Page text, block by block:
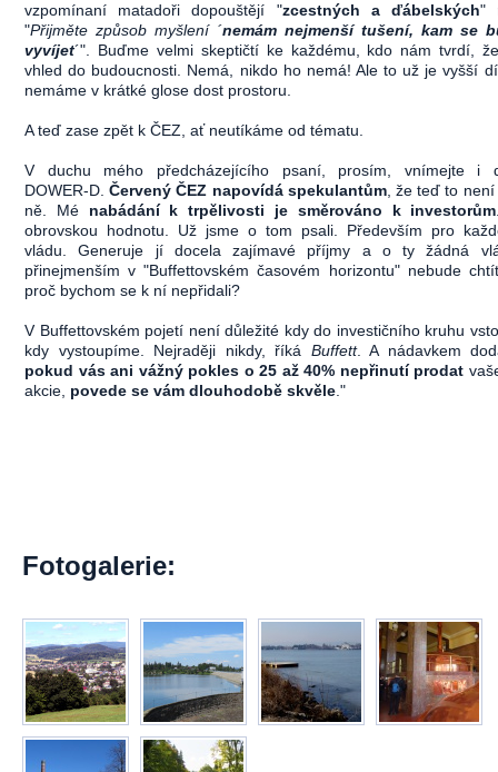
vzpomínaní matadoři dopouštějí "zcestných a ďábelských"
"Přijměte způsob myšlení ´nemám nejmenší tušení, kam se
vyvíjet´". Buďme velmi skeptičtí ke každému, kdo nám tvrdí,
vhled do budoucnosti. Nemá, nikdo ho nemá! Ale to už je vyšší
nemáme v krátké glose dost prostoru.
A teď zase zpět k ČEZ, ať neutíkáme od tématu.
V duchu mého předcházejícího psaní, prosím, vnímejte i
DOWER-D.Červený ČEZ napovídá spekulantům, že teď to není
ně. Mé nabádání k trpělivosti je směrováno k investorům
obrovskou hodnotu. Už jsme o tom psali. Především pro
vládu. Generuje jí docela zajímavé příjmy a o ty žádná
přinejmenším v "Buffettovském časovém horizontu" nebude
proč bychom se k ní nepřidali?
V Buffettovském pojetí není důležité kdy do investičního kruhu
kdy vystoupíme. Nejraději nikdy, říká Buffett. A nádavkem
pokud vás ani vážný pokles o 25 až 40% nepřinutí prodat
akcie, povede se vám dlouhodobě skvěle ."
Fotogalerie: